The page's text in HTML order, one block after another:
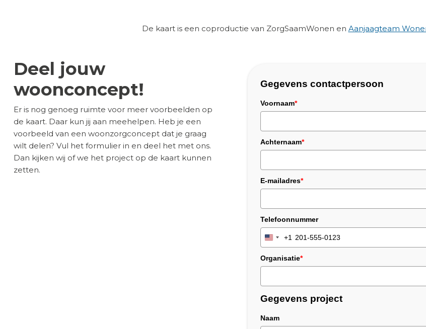
De kaart is een coproductie van ZorgSaamWonen en Aanjaagteam
Deel jouw
woonconcept!
Er is nog genoeg ruimte voor meer voorbeelden op
de kaart. Daar kun jij aan meehelpen. Heb je een
voorbeeld van een woonzorgconcept dat je graag
wilt delen? Vul het formulier in en deel het met ons.
Dan kijken wij of we het project op de kaart kunnen
zetten.
Gegevens contactpersoon
Voornaam*
Achternaam*
E-mailadres*
Telefoonnummer
United
+1
+1
Organisatie*
Gegevens project
Naam